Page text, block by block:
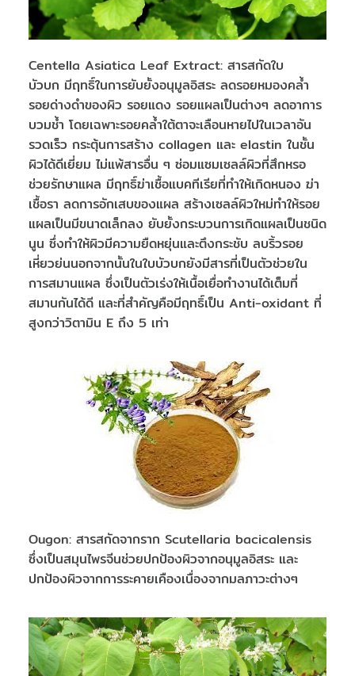
Centella Asiatica Leaf Extract: สารสกัดใบ
บัวบก มีฤทธิ์ในการยับยั้งอนุมูลอิสระ ลดรอยหมองคล้ำ
รอยด่างดำของผิว รอยแดง รอยแผลเป็นต่างๆ ลดอาการ
บวมช้ำ โดยเฉพาะรอยคล้ำใต้ตาจะเลือนหายไปในเวลาอัน
รวดเร็ว กระตุ้นการสร้าง collagen และ elastin ในชั้น
ผิวได้ดีเยี่ยม ไม่แพ้สารอื่น ๆ ซ่อมแซมเซลล์ผิวที่สึกหรอ
ช่วยรักษาแผล มีฤทธิ์ฆ่าเชื้อแบคทีเรียที่ทำให้เกิดหนอง ฆ่า
เชื้อรา ลดการอักเสบของแผล สร้างเซลล์ผิวใหม่ทำให้รอย
แผลเป็นมีขนาดเล็กลง ยับยั้งกระบวนการเกิดแผลเป็นชนิด
นูน ซึ่งทำให้ผิวมีความยืดหยุ่นและตึงกระชับ ลบริ้วรอย
เหี่ยวย่นนอกจากนั้นในใบบัวบกยังมีสารที่เป็นตัวช่วยใน
การสมานแผล ซึ่งเป็นตัวเร่งให้เนื้อเยื่อทำงานได้เต็มที่
สมานกันได้ดี และที่สำคัญคือมีฤทธิ์เป็น Anti-oxidant ที่
สูงกว่าวิตามิน E ถึง 5 เท่า
Ougon: สารสกัดจากราก Scutellaria bacicalensis
ซึ่งเป็นสมุนไพรจีนช่วยปกป้องผิวจากอนุมูลอิสระ และ
ปกป้องผิวจากการระคายเคืองเนื่องจากมลภาวะต่างๆ